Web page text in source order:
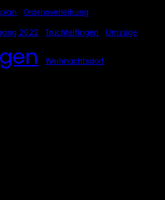
Ordensverleihung
2022 Truchtelfingen Umzüge
Weihnachtsdorf